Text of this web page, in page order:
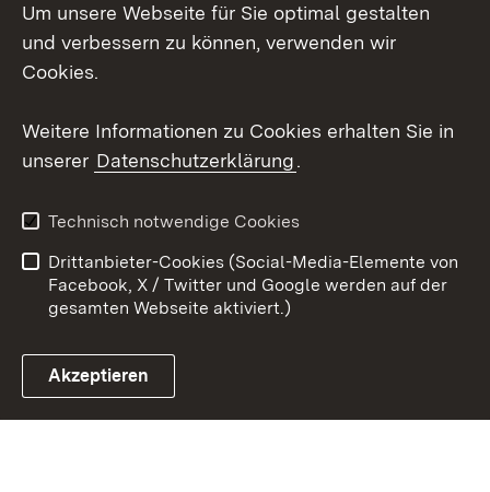
Social Wall
Youtube
Link zum Landesportal
Kontakt
Datenschutz
Barrierefreiheit
Impressum Cookies
Um unsere Webseite für Sie optimal gestalten
und verbessern zu können, verwenden wir
Cookies.
Weitere Informationen zu Cookies erhalten Sie in
unserer Datenschutzerklärung.
Technisch notwendige Cookies
Drittanbieter-Cookies (Social-Media-Elemente von
Facebook, X / Twitter und Google werden auf der
gesamten Webseite aktiviert.)
Akzeptieren